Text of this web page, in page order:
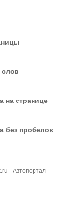
слов
на странице
без пробелов
- Автопортал